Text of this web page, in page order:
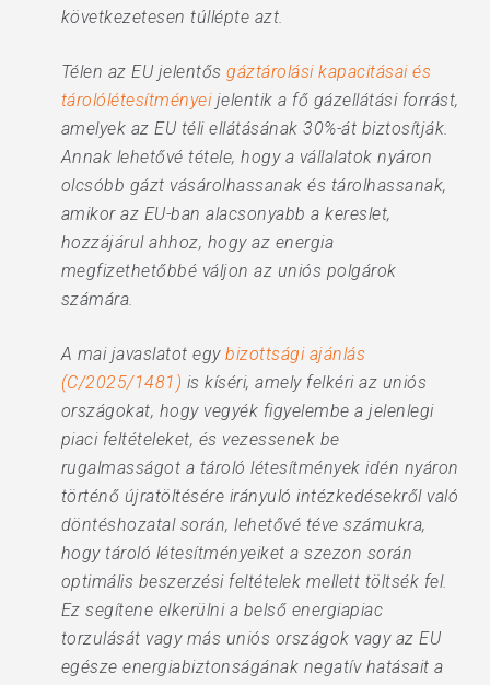
következetesen túllépte azt.
Télen az EU jelentősgáztárolási kapacitásai és
tárolólétesítményeijelentik a fő gázellátási forrást,
amelyek az EU téli ellátásának 30%-át biztosítják.
Annak lehetővé tétele, hogy a vállalatok nyáron
olcsóbb gázt vásárolhassanak és tárolhassanak,
amikor az EU-ban alacsonyabb a kereslet,
hozzájárul ahhoz, hogy az energia
megfizethetőbbé váljon az uniós polgárok
számára.
A mai javaslatot egybizottsági ajánlás
(C/2025/1481) is kíséri, amely felkéri az uniós
országokat, hogy vegyék figyelembe a jelenlegi
piaci feltételeket, és vezessenek be
rugalmasságot a tároló létesítmények idén nyáron
történő újratöltésére irányuló intézkedésekről való
döntéshozatal során, lehetővé téve számukra,
hogy tároló létesítményeiket a szezon során
optimális beszerzési feltételek mellett töltsék fel.
Ez segítene elkerülni a belső energiapiac
torzulását vagy más uniós országok vagy az EU
egésze energiabiztonságának negatív hatásait a